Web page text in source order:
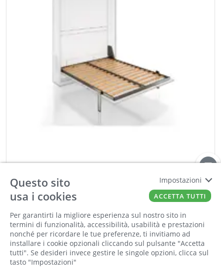
MECCANISMO VERT. SWING + FERRA M. + CARTER
Cod:00876759 Cod For:
MCSWG180200D
− +
Questo sito
usa i cookies
Per garantirti la migliore esperienza sul nostro sito in
termini di funzionalità, accessibilità, usabilità e prestazioni
nonché per ricordare le tue preferenze, ti invitiamo ad
installare i cookie opzionali cliccando sul pulsante "Accetta
tutti". Se desideri invece gestire le singole opzioni, clicca sul
tasto "Impostazioni"
Impostazioni
ACCETTA TUTTI